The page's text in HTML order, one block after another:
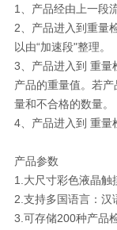
1、产品经由上一段
2、产品进入到重量
以由“加速段"整理。
3、产品进入到 重量
产品的重量值。若
量和不合格的数量。
4、产品进入到 重量
产品参数
1.大尺寸彩色液晶触
2.支持多国语言：汉
3.可存储200种产品